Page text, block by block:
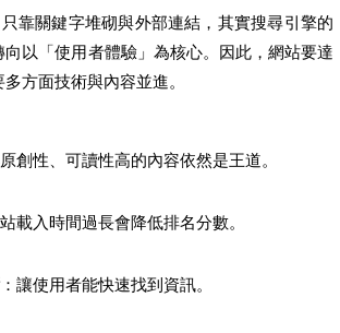
靠關鍵字堆砌與外部連結，其實搜尋引擎的
以「使用者體驗」為核心。因此，網站要達
方面技術與內容並進。
原創性、可讀性高的內容依然是王道。
站載入時間過長會降低排名分數。
：讓使用者能快速找到資訊。